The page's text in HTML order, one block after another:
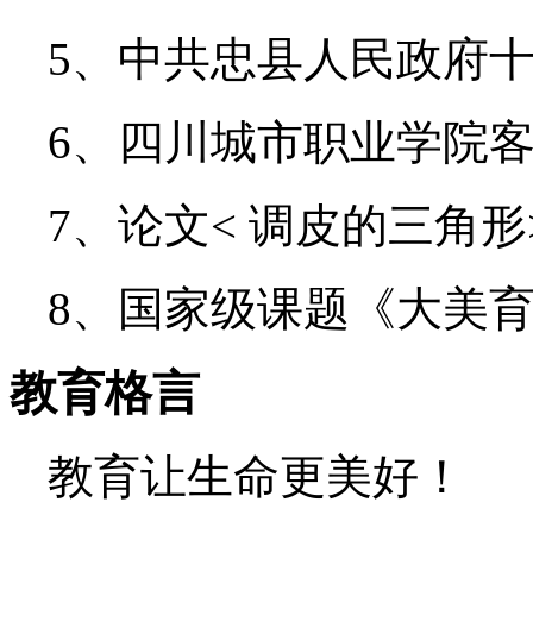
5、中共忠县人民政府
6、四川城市职业学院
7、论文< 调皮的三角
8、国家级课题《大美
教育格言
教育让生命更美好！